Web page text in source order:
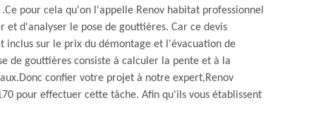
pour cela qu'on l'appelle Renov habitat professionnel
et d'analyser le pose de gouttières. Car ce devis
sur le prix du démontage et l'évacuation de
de gouttières consiste à calculer la pente et à la
confier votre projet à notre expert,Renov
pour effectuer cette tâche. Afin qu'ils vous établissent